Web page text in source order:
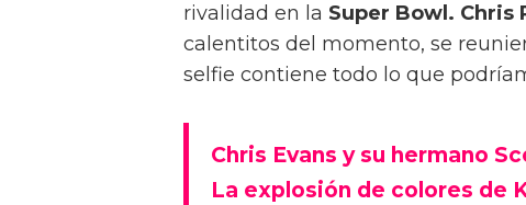
rivalidad en la Super Bowl. Chris
calentitos del momento, se
selfie contiene todo lo que
Chris Evans y su hermano
La explosión de colores de